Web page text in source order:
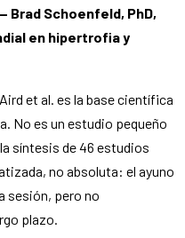
Brad Schoenfeld, PhD,
en hipertrofia y
et al. es la base científica
No es un estudio pequeño
síntesis de 46 estudios
no absoluta: el ayuno
sesión, pero no
plazo.